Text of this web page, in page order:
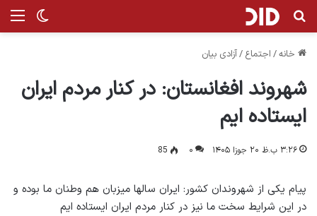
تغییر جستجو برای
خانه/ اجتماع /آزادی بیان
شهروند افغانستان: در کنار مردم ایران
ایستاده ایم
۳:۲۶ ب.ظ ۲۰ جوزا ۱۴۰۵ ۰ 85
پیام یکی از شهروندان کشور: ایران سالها میزبان هم وطنان ما بوده و
در این شرایط سخت ما نیز در کنار مردم ایران ایستاده ایم